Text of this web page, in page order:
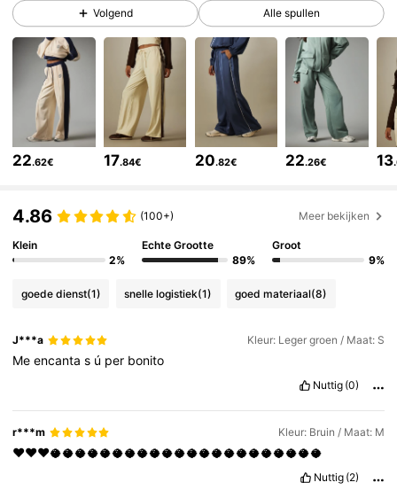
4.83 3M Volgers
4.83 3M Volgers
4.83 3M Volgers
3M Volgers
3M Volgers
4.83 3M Volgers
Volgend Alle spullen
22.62€ 17.84€ 20.82€ 22.26€ 13
4.86 (100+) Meer bekijken
Klein
2%
Echte Grootte
89%
Groot
9%
goede dienst(1) snelle logistiek(1) goed materiaal(8)
J***a Kleur: Leger groen / Maat: S
Meencantas ú per bonito
Nuttig (0)
r***m Kleur: Bruin / Maat: M
♥️♥️♥️🥥🥥🥥🥥🥥🥥🥥🥥🥥🥥🥥🥥🥥🥥🥥🥥🥥🥥🥥🥥🥥🥥
Nuttig (2)